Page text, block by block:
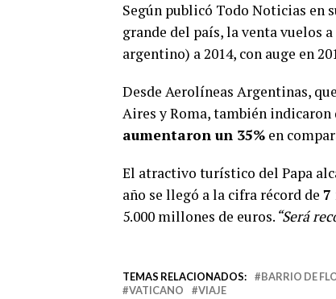
Según publicó Todo Noticias en
grande del país, la venta vuelos
argentino) a 2014, con auge en
Desde Aerolíneas Argentinas,
Aires y Roma, también indicaron
aumentaron un 35% en
El atractivo turístico del Papa
año se llegó a la cifra récord de 7
5.000 millones de euros. “Será
TEMAS RELACIONADOS: BARRIO DE
VATICANO
VIAJE